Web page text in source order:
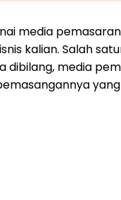
media
kalian. Salah
dibilang, media